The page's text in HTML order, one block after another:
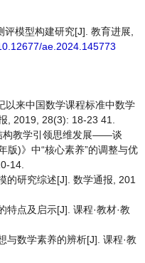
模型构建研究[J]. 教育进展,
ae.2024.145773
以来中国数学课程标准中数学
, 2019, 28(3): 18-23 41.
构教学引领思维发展——谈
版)》中“核心素养”的调整与优
14.
的研究综述[J]. 数学通报, 201
特点及启示[J]. 课程·教材·教
与数学素养的辨析[J]. 课程·教